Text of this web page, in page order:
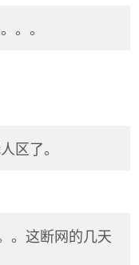
。。
区了。
。这断网的几天